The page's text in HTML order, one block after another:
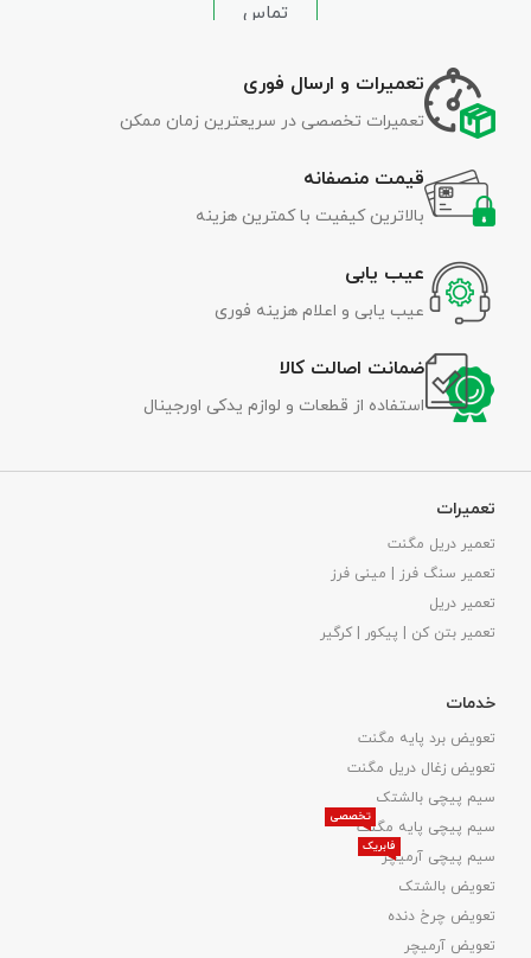
تماس
تعمیرات و ارسال فوری
تعمیرات تخصصی در سریعترین زمان ممکن
قیمت منصفانه
بالاترین کیفیت با کمترین هزینه
عیب یابی
عیب یابی و اعلام هزینه فوری
ضمانت اصالت کالا
استفاده از قطعات و لوازم یدکی اورجینال
تعمیرات
تعمیر دریل مگنت
تعمیر سنگ فرز | مینی فرز
تعمیر دریل
تعمیر بتن کن | پیکور | کرگیر
خدمات
تعویض برد پایه مگنت
تعویض زغال دریل مگنت
سیم پیچی بالشتک
سیم پیچی پایه مگنت
تخصصی
سیم پیچی آرمیچر
فابریک
تعویض بالشتک​
تعویض چرخ دنده
تعویض آرمیچر